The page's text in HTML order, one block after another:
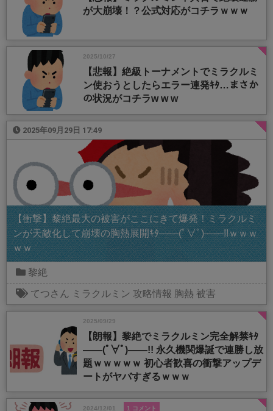
が大崩壊！？公式対応がコチラｗｗｗ
2025/10/27
【悲報】絶級トーナメントでミラクルミ
ン使おうとしたらエラー連発ｷﾀ…まさか
の状況がコチラw w w
2025年09月29日 17:49
【衝撃】黎絶最大の被害がここにきて爆発！ミラクルミ
ンが天敵化して崩壊の胸熱展開ｷﾀ――(ﾟ∀ﾟ)――!!ｗｗｗ
ｗｗ
黎絶
てつさん ミラクルミン 攻略情報 胸熱 被害
2025/09/29
【朗報】黎絶でミラクルミン完全解禁ｷﾀ
――(ﾟ∀ﾟ)――!! 永久機関爆誕で連勝し放
題ｗｗｗｗｗ 初心者歓喜の衝撃アップデ
ートがヤバすぎるｗｗｗ
2024/12/01 1 コメント